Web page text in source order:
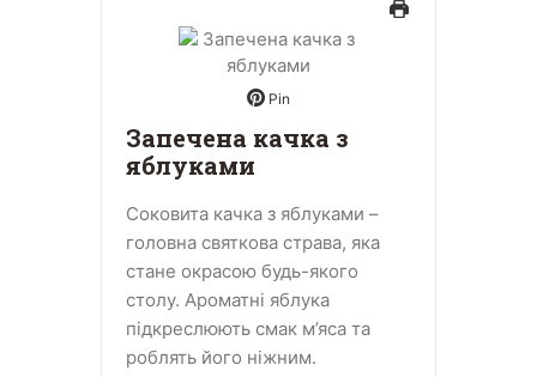
Pin
Запечена качка з
яблуками
Соковита качка з яблуками –
головна святкова страва, яка
стане окрасою будь-якого
столу. Ароматні яблука
підкреслюють смак м’яса та
роблять його ніжним.